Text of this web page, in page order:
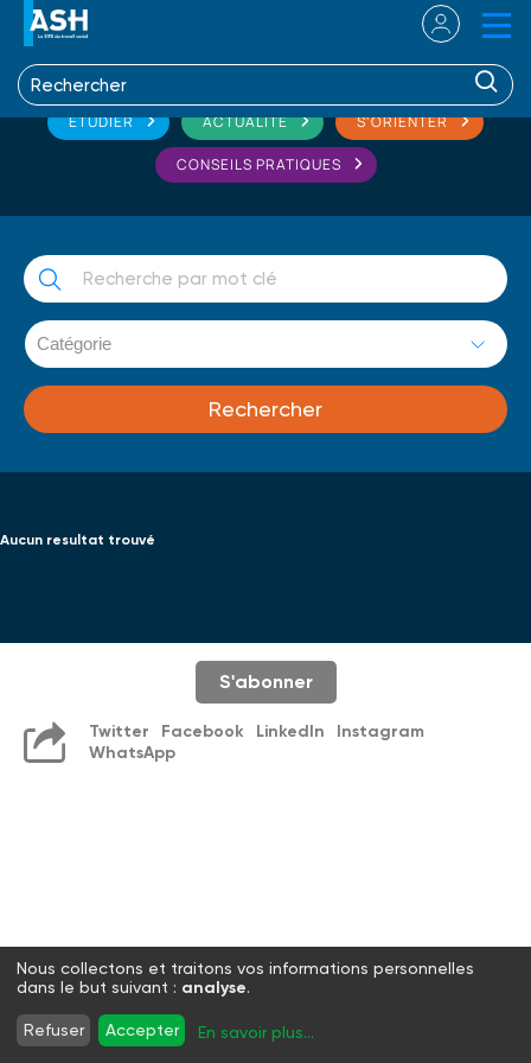
ETUDIER ACTUALITÉ S'ORIENTER
CONSEILS PRATIQUES
Aucun resultat trouvé
S'abonner
Twitter Facebook LinkedIn
Instagram
WhatsApp
Nous collectons et traitons vos informations personnelles
dans le but suivant : analyse.
Refuser Accepter En savoir plus...